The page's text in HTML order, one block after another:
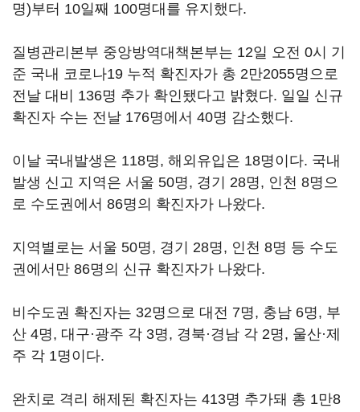
명)부터 10일째 100명대를 유지했다.
질병관리본부 중앙방역대책본부는 12일 오전 0시 기
준 국내 코로나19 누적 확진자가 총 2만2055명으로
전날 대비 136명 추가 확인됐다고 밝혔다. 일일 신규
확진자 수는 전날 176명에서 40명 감소했다.
이날 국내발생은 118명, 해외유입은 18명이다. 국내
발생 신고 지역은 서울 50명, 경기 28명, 인천 8명으
로 수도권에서 86명의 확진자가 나왔다.
지역별로는 서울 50명, 경기 28명, 인천 8명 등 수도
권에서만 86명의 신규 확진자가 나왔다.
비수도권 확진자는 32명으로 대전 7명, 충남 6명, 부
산 4명, 대구·광주 각 3명, 경북·경남 각 2명, 울산·제
주 각 1명이다.
완치로 격리 해제된 확진자는 413명 추가돼 총 1만8